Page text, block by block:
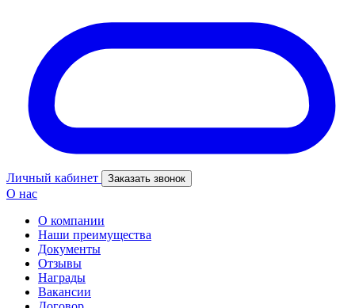
Личный кабинет Заказать звонок
О нас
О компании
Наши преимущества
Документы
Отзывы
Награды
Вакансии